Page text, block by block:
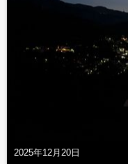
2025年12月20日